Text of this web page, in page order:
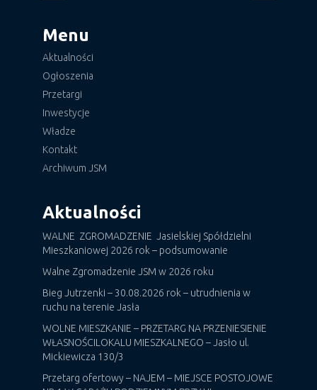
Menu
Aktualności
Ogłoszenia
Przetargi
Inwestycje
Władze
Kontakt
Archiwum JSM
Aktualności
WALNE ZGROMADZENIE Jasielskiej Spółdzielni
Mieszkaniowej 2026 rok – podsumowanie
Walne Zgromadzenie JSM w 2026 roku
Bieg Jutrzenki – 30.08.2026 rok – utrudnienia w
ruchu na terenie Jasła
WOLNE MIESZKANIE – PRZETARG NA PRZENIESIENIE
WŁASNOŚCILOKALU MIESZKALNEGO – Jasło ul.
Mickiewicza 130/3
Przetarg ofertowy – NAJEM – MIEJSCE POSTOJOWE